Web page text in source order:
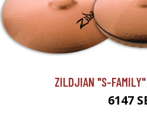
ZILDJIAN "S-FAMILY"
6147